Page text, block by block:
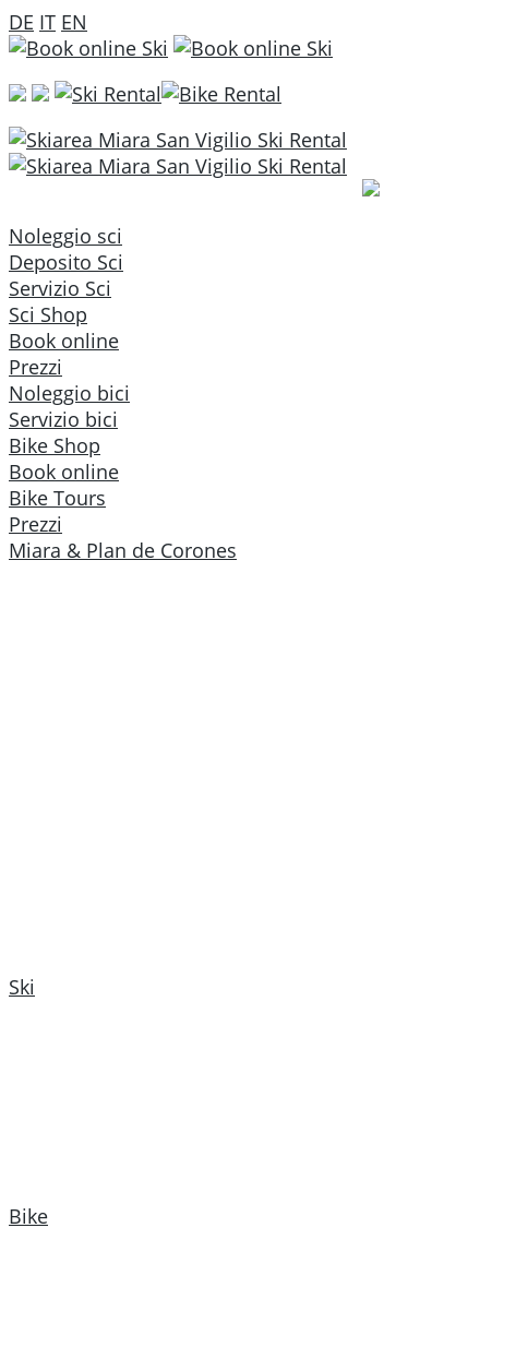
DE IT EN
Noleggio sci
Deposito Sci
Servizio Sci
Sci Shop
Book online
Prezzi
Noleggio bici
Servizio bici
Bike Shop
Book online
Bike Tours
Prezzi
Miara & Plan de Corones
Ski
Bike